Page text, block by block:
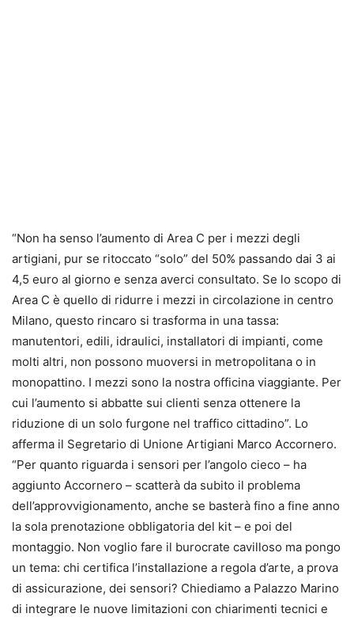
“Non ha senso l’aumento di Area C per i mezzi degli
artigiani, pur se ritoccato “solo” del 50% passando dai 3 ai
4,5 euro al giorno e senza averci consultato. Se lo scopo di
Area C è quello di ridurre i mezzi in circolazione in centro
Milano, questo rincaro si trasforma in una tassa:
manutentori, edili, idraulici, installatori di impianti, come
molti altri, non possono muoversi in metropolitana o in
monopattino. I mezzi sono la nostra officina viaggiante. Per
cui l’aumento si abbatte sui clienti senza ottenere la
riduzione di un solo furgone nel traffico cittadino”. Lo
afferma il Segretario di Unione Artigiani Marco Accornero.
“Per quanto riguarda i sensori per l’angolo cieco – ha
aggiunto Accornero – scatterà da subito il problema
dell’approvvigionamento, anche se basterà fino a fine anno
la sola prenotazione obbligatoria del kit – e poi del
montaggio. Non voglio fare il burocrate cavilloso ma pongo
un tema: chi certifica l’installazione a regola d’arte, a prova
di assicurazione, dei sensori? Chiediamo a Palazzo Marino
di integrare le nuove limitazioni con chiarimenti tecnici e